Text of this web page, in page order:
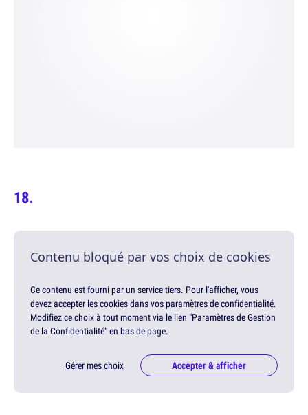
Contenu bloqué par vos choix de cookies
Ce contenu est fourni par un service tiers. Pour l'afficher, vous
devez accepter les cookies dans vos paramètres de confidentialité.
Modifiez ce choix à tout moment via le lien "Paramètres de Gestion
de la Confidentialité" en bas de page.
Gérer mes choix Accepter & afficher